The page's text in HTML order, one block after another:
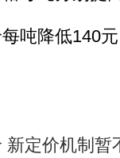
吨降低140
新定价机制暂